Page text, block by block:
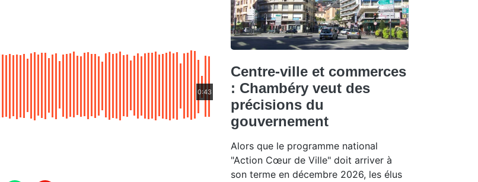
0:43
Centre-ville et commerces
: Chambéry veut des
précisions du
gouvernement
Alors que le programme national
"Action Cœur de Ville" doit arriver à
son terme en décembre 2026, les élus